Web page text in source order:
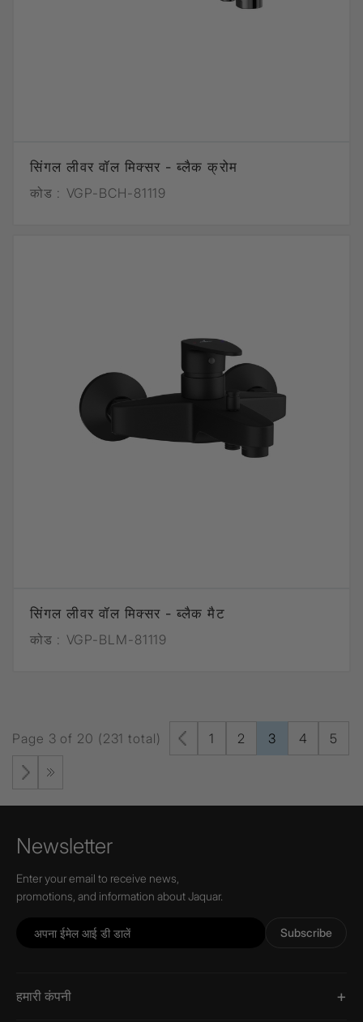
सिंगल लीवर वॉल मिक्सर - ब्लैक क्रोम
कोड : VGP-BCH-81119
सिंगल लीवर वॉल मिक्सर - ब्लैक मैट
कोड : VGP-BLM-81119
Page 3 of 20 (231 total) 1 2 3 4 5
Newsletter
Enter your email to receive news,
promotions, and information about Jaquar.
Subscribe
हमारी कंपनी